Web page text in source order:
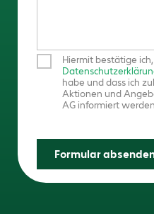
Hiermit bestätige
habe und dass ich
Aktionen und
AG informiert
Formular